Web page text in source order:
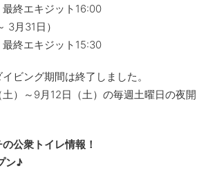
終エキジット16:00
3月31日）
終エキジット15:30
ビング期間は終了しました。
）～9月12日（土）の毎週土曜日の夜開
公衆トイレ情報！
ン♪